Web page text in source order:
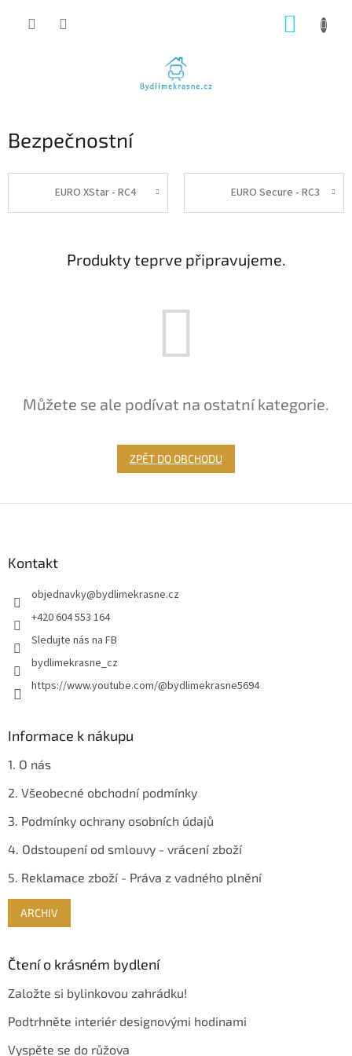
Bezpečnostní
EURO XStar - RC4 EURO Secure - RC3
Produkty teprve připravujeme.
Můžete se ale podívat na ostatní kategorie.
ZPĚT DO OBCHODU
Kontakt
objednavky@bydlimekrasne.cz
+420 604 553 164
Sledujte nás na FB
bydlimekrasne_cz
https://www.youtube.com/@bydlimekrasne5694
Informace k nákupu
1. O nás
2. Všeobecné obchodní podmínky
3. Podmínky ochrany osobních údajů
4. Odstoupení od smlouvy - vrácení zboží
5. Reklamace zboží - Práva z vadného plnění
ARCHIV
Čtení o krásném bydlení
Založte si bylinkovou zahrádku!
Podtrhněte interiér designovými hodinami
Vyspěte se do růžova